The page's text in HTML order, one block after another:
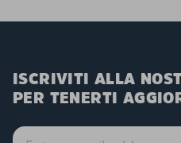
ISCRIVITI ALLA
PER TENERTI